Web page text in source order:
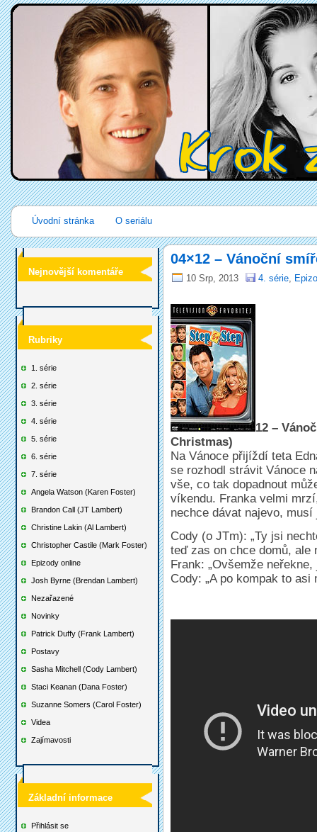
Úvodní stránka O seriálu
Nejnovější komentáře
Rubriky
1. série
2. série
3. série
4. série
5. série
6. série
7. série
Angela Watson (Karen Foster)
Brandon Call (JT Lambert)
Christine Lakin (Al Lambert)
Christopher Castile (Mark Foster)
Epizody online
Josh Byrne (Brendan Lambert)
Nezařazené
Novinky
Patrick Duffy (Frank Lambert)
Postavy
Sasha Mitchell (Cody Lambert)
Staci Keanan (Dana Foster)
Suzanne Somers (Carol Foster)
Videa
Zajímavosti
Základní informace
Přihlásit se
04×12 – Vánoční
10 Srp, 2013 4. série,
12 –
Christmas)
Na Vánoce přijíždí teta
se rozhodl strávit Vánoce
vše, co tak dopadnout
víkendu. Franka velmi
nechce dávat najevo,
Cody (o JTm): „Ty jsi
teď zas on chce domů, ale
Frank: „Ovšemže
Cody: „A po kompak to asi